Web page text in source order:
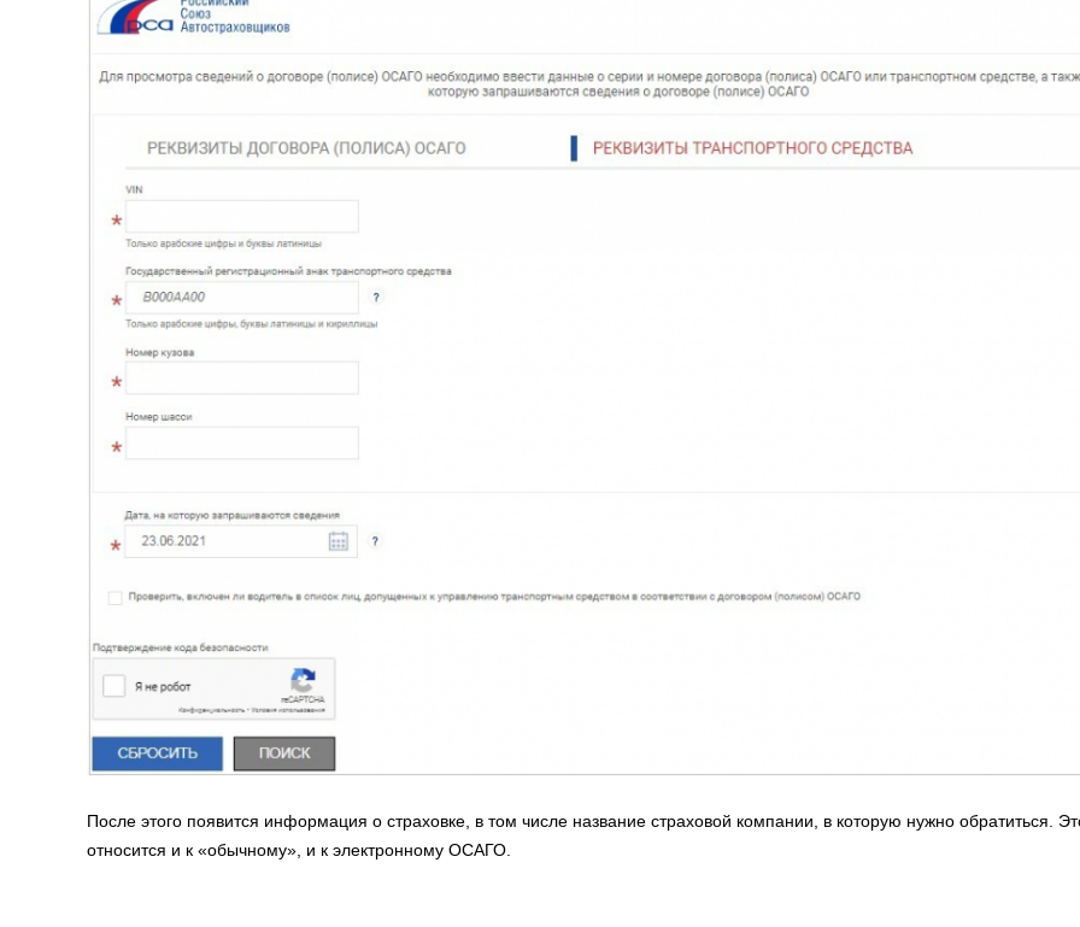
После этого появится информация о страховке, в том числе название страховой компании, в которую нужно обратиться.
относится и к «обычному», и к электронному ОСАГО.